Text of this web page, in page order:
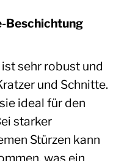
Beschichtung
sehr robust und
und Schnitte.
ideal für den
starker
Stürzen kann
was ein